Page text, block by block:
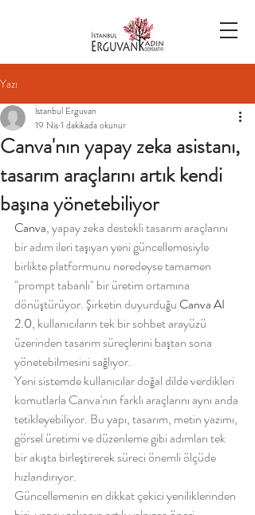
Yazı
Canva'nın yapay zeka asistanı,
tasarım araçlarını artık kendi
başına yönetebiliyor
İstanbul Erguvan
19 Nis1 dakikada okunur
Canva, yapay zeka destekli tasarım araçlarını
bir adım ileri taşıyan yeni güncellemesiyle
birlikte platformunu neredeyse tamamen
"prompt tabanlı" bir üretim ortamına
dönüştürüyor. Şirketin duyurduğu Canva AI
2.0, kullanıcıların tek bir sohbet arayüzü
üzerinden tasarım süreçlerini baştan sona
yönetebilmesini sağlıyor.
Yeni sistemde kullanıcılar doğal dilde verdikleri
komutlarla Canva'nın farklı araçlarını aynı anda
tetikleyebiliyor. Bu yapı, tasarım, metin yazımı,
görsel üretimi ve düzenleme gibi adımları tek
bir akışta birleştirerek süreci önemli ölçüde
hızlandırıyor.
Güncellemenin en dikkat çekici yeniliklerinden